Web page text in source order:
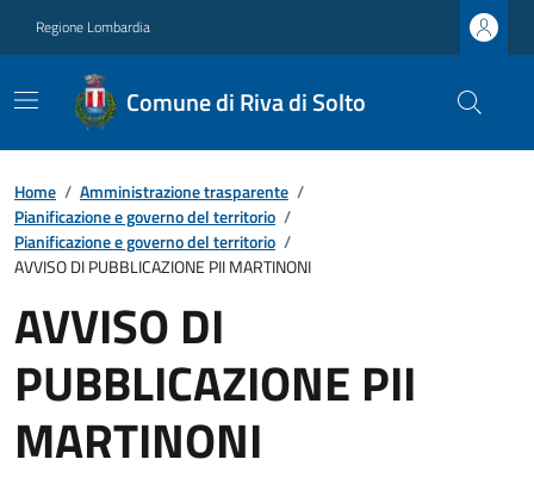
Regione Lombardia
Comune di Riva di Solto
Home / Amministrazione trasparente /
Pianificazione e governo del territorio /
Pianificazione e governo del territorio /
AVVISO DI PUBBLICAZIONE PII MARTINONI
AVVISO DI
PUBBLICAZIONE PII
MARTINONI